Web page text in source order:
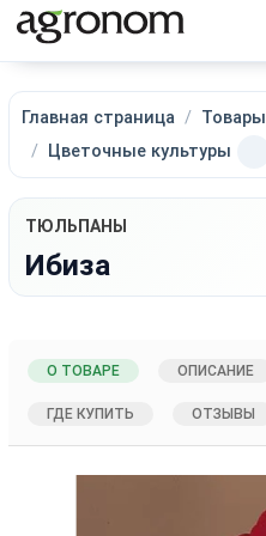
Главная страница Товары
Цветочные культуры
ТЮЛЬПАНЫ
Ибиза
О ТОВАРЕ ОПИСАНИЕ
ГДЕ КУПИТЬ ОТЗЫВЫ